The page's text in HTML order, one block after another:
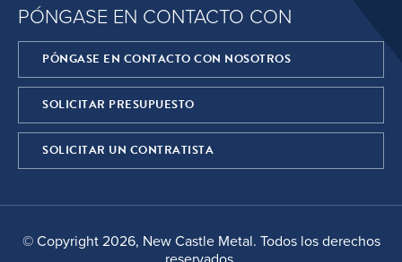
PÓNGASE EN CONTACTO CON
PÓNGASE EN CONTACTO CON NOSOTROS
SOLICITAR PRESUPUESTO
SOLICITAR UN CONTRATISTA
© Copyright 2026, New Castle Metal. Todos los derechos